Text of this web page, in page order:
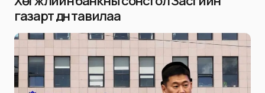
газарт дүн тавилаа